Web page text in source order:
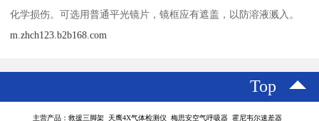
化学损伤。可选用普通平光镜片，镜框应有遮盖，以防溶液溅入。
m.zhch123.b2b168.com
Top
主营产品：救援三脚架 天鹰4X气体检测仪 梅思安空气呼吸器 霍尼韦尔速差器